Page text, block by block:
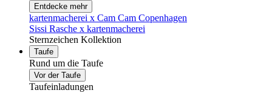
Entdecke mehr
kartenmacherei x Cam Cam Copenhagen
Sissi Rasche x kartenmacherei
Sternzeichen Kollektion
Taufe
Rund um die Taufe
Vor der Taufe
Taufeinladungen